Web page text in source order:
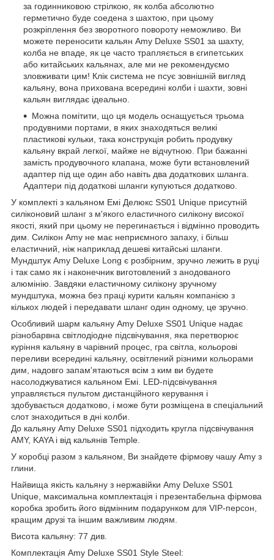
за годинниковою стрілкою, як колба абсолютно
герметично буде соедена з шахтою, при цьому
розкріплення без зворотного повороту неможливо. Ви
можете переносити кальян Amy Deluxe SS01 за шахту,
колба не впаде, як це часто трапляється в єгипетських
або китайських кальянах, але ми не рекомендуємо
зловживати цим! Клік система не псує зовнішній вигляд
кальяну, вона прихована всередині колби і шахти, зовні
кальян виглядає ідеально.
Можна помітити, що ця модель оснащується трьома
продувними портами, в яких знаходяться великі
пластикові кульки, така конструкція робить продувку
кальяну вкрай легкої, майже не відчутною. При бажанні
замість продувочного клапана, може бути встановлений
адаптер під ще один або навіть два додаткових шланга.
Адаптери під додаткові шланги купуються додатково.
У комплекті з кальяном Емі Делюкс SS01 Unique присутній
силіконовий шланг з м'якого еластичного силікону високої
якості, який при цьому не перегинається і відмінно проводить
дим. Силікон Amy не має неприємного запаху, і більш
еластичний, ніж наприклад дешеві китайські шланги.
Мундштук Amy Deluxe Long є розбірним, зручно лежить в руці
і так само як і наконечник виготовлений з анодованого
алюмінію. Завдяки еластичному силікону зручному
мундштука, можна без праці курити кальян компанією з
кількох людей і передавати шланг один одному, це зручно.
Особливий шарм кальяну Amy Deluxe SS01 Unique надає
різнобарвна світлодіодне підсвічування, яка перетворює
куріння кальяну в чарівний процес, гра світла, кольорові
переливи всередині кальяну, освітлений різними кольорами
дим, надовго запам'ятаються всім з ким ви будете
насолоджуватися кальяном Емі. LED-підсвічування
управляється пультом дистанційного керування і
здобувається додатково, і може бути розміщена в спеціальний
слот знаходиться в дні колби.
До кальяну Amy Deluxe SS01 підходить кругла підсвічування
AMY, KAYA і від кальянів Temple.
У коробці разом з кальяном, Ви знайдете фірмову чашу Amy з
глини.
Найвища якість кальяну з нержавійки Amy Deluxe SS01
Unique, максимальна комплектація і презентабельна фірмова
коробка зробить його відмінним подарунком для VIP-персон,
кращим друзі та іншим важливим людям.
Висота кальяну: 77 див.
Комплектація Amy Deluxe SS01 Style Steel: